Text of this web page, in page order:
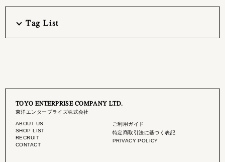
Tag List
TOYO ENTERPRISE COMPANY LTD.
東洋エンタープライズ株式会社
ABOUT US
SHOP LIST
RECRUIT
CONTACT
ご利用ガイド
特定商取引法に基づく表記
PRIVACY POLICY